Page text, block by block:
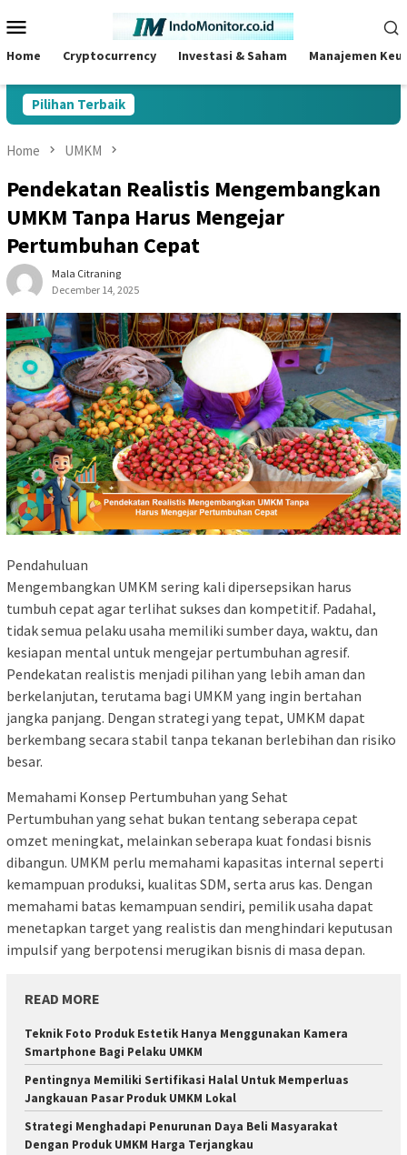
to
Menu
Home Cryptocurrency Investasi & Saham Manajemen
Pilihan Terbaik
Home UMKM
Pendekatan Realistis Mengembangkan
UMKM Tanpa Harus Mengejar
Pertumbuhan Cepat
Mala Citraning
December 14, 2025
Pendahuluan
Mengembangkan UMKM sering kali dipersepsikan harus
tumbuh cepat agar terlihat sukses dan kompetitif. Padahal,
tidak semua pelaku usaha memiliki sumber daya, waktu, dan
kesiapan mental untuk mengejar pertumbuhan agresif.
Pendekatan realistis menjadi pilihan yang lebih aman dan
berkelanjutan, terutama bagi UMKM yang ingin bertahan
jangka panjang. Dengan strategi yang tepat, UMKM dapat
berkembang secara stabil tanpa tekanan berlebihan dan risiko
besar.
Memahami Konsep Pertumbuhan yang Sehat
Pertumbuhan yang sehat bukan tentang seberapa cepat
omzet meningkat, melainkan seberapa kuat fondasi bisnis
dibangun. UMKM perlu memahami kapasitas internal seperti
kemampuan produksi, kualitas SDM, serta arus kas. Dengan
memahami batas kemampuan sendiri, pemilik usaha dapat
menetapkan target yang realistis dan menghindari keputusan
impulsif yang berpotensi merugikan bisnis di masa depan.
READ MORE
Teknik Foto Produk Estetik Hanya Menggunakan Kamera
Smartphone Bagi Pelaku UMKM
Pentingnya Memiliki Sertifikasi Halal Untuk Memperluas
Jangkauan Pasar Produk UMKM Lokal
Strategi Menghadapi Penurunan Daya Beli Masyarakat
Dengan Produk UMKM Harga Terjangkau